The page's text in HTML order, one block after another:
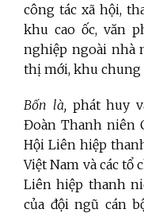
công tác xã hội,
khu cao ốc, văn
nghiệp ngoài nhà
thị mới, khu chung
Bốn là, phát huy
Đoàn Thanh niên
Hội Liên hiệp
Việt Nam và các tổ
Liên hiệp thanh
của đội ngũ cán